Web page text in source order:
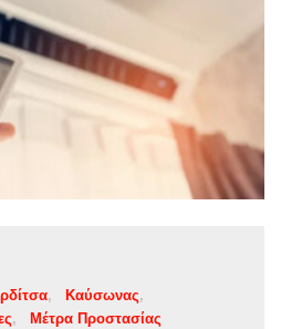
Καύσωνας
Μέτρα Προστασίας